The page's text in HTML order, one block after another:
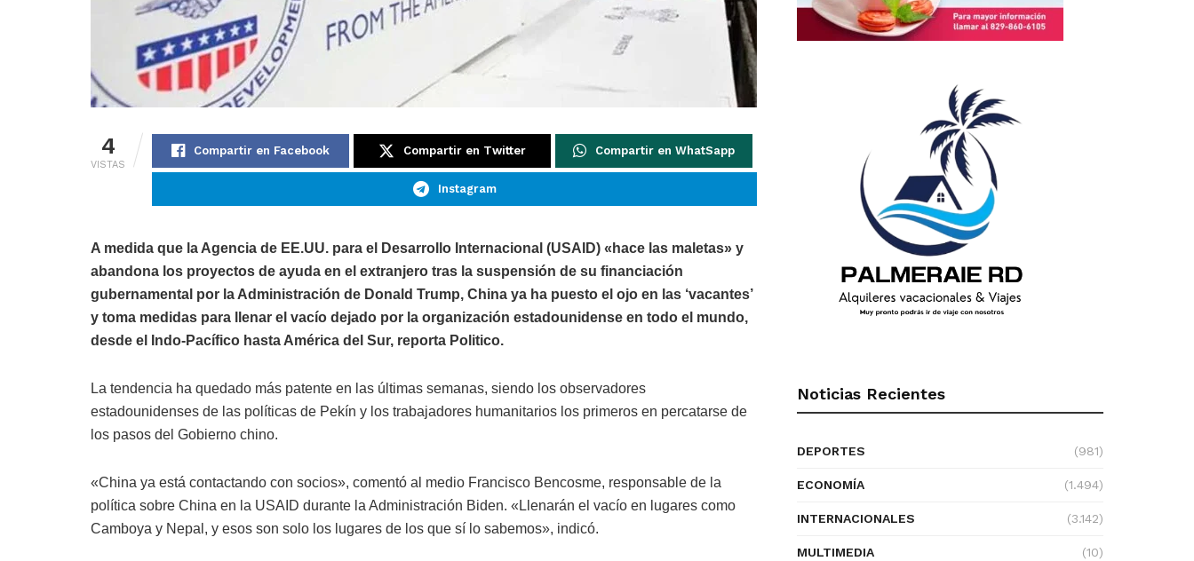
4
VISTAS
Compartir en Facebook Compartir en Twitter Compartir en WhatSapp
Instagram
A medida que la Agencia de EE.UU. para el Desarrollo Internacional (USAID) «hace las maletas» y
abandona los proyectos de ayuda en el extranjero tras la suspensión de su financiación
gubernamental por la Administración de Donald Trump, China ya ha puesto el ojo en las ‘vacantes’
y toma medidas para llenar el vacío dejado por la organización estadounidense en todo el mundo,
desde el Indo-Pacífico hasta América del Sur, reporta Politico.
La tendencia ha quedado más patente en las últimas semanas, siendo los observadores
estadounidenses de las políticas de Pekín y los trabajadores humanitarios los primeros en percatarse de
los pasos del Gobierno chino.
«China ya está contactando con socios», comentó al medio Francisco Bencosme, responsable de la
política sobre China en la USAID durante la Administración Biden. «Llenarán el vacío en lugares como
Camboya y Nepal, y esos son solo los lugares de los que sí lo sabemos», indicó.
Noticias Recientes
DEPORTES (981)
ECONOMÍA (1.494)
INTERNACIONALES (3.142)
MULTIMEDIA (10)